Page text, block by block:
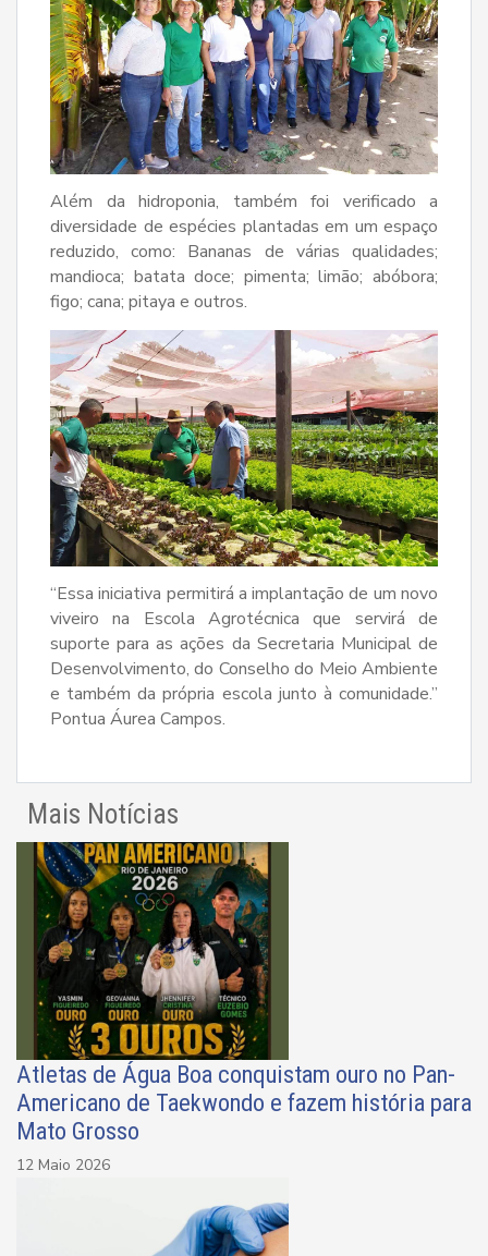
Além da hidroponia, também foi verificado a
diversidade de espécies plantadas em um espaço
reduzido, como: Bananas de várias qualidades;
mandioca; batata doce; pimenta; limão; abóbora;
figo; cana; pitaya e outros.
“Essa iniciativa permitirá a implantação de um novo
viveiro na Escola Agrotécnica que servirá de
suporte para as ações da Secretaria Municipal de
Desenvolvimento, do Conselho do Meio Ambiente
e também da própria escola junto à comunidade.”
Pontua Áurea Campos.
Mais Notícias
Atletas de Água Boa conquistam ouro no Pan-
Americano de Taekwondo e fazem história para
Mato Grosso
12 Maio 2026